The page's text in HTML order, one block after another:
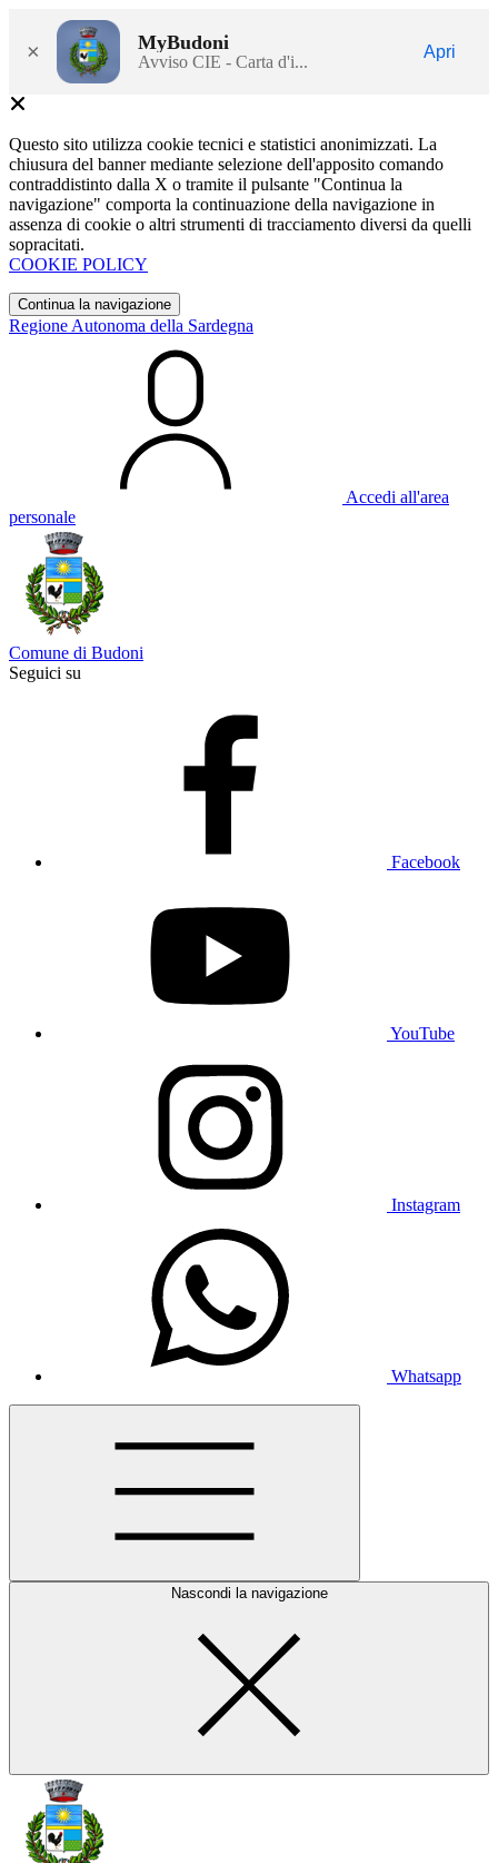
× MyBudoni
Avviso CIE - Carta d'i...
Apri
Questo sito utilizza cookie tecnici e statistici anonimizzati. La
chiusura del banner mediante selezione dell'apposito comando
contraddistinto dalla X o tramite il pulsante "Continua la
navigazione" comporta la continuazione della navigazione in
assenza di cookie o altri strumenti di tracciamento diversi da quelli
sopracitati.
COOKIE POLICY
Continua la navigazione
Regione Autonoma della Sardegna
Accedi all'area
personale
Comune di Budoni
Seguici su
Facebook
YouTube
Instagram
Whatsapp
Nascondi la navigazione